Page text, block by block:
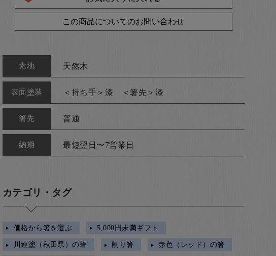
この商品についてのお問い合わせ
素地 天然木
表面塗装 ＜持ち手＞漆 ＜箸先＞漆
箸先 普通
納期 最短翌日〜7営業日
カテゴリ・タグ
価格から箸を選ぶ 5,000円未満ギフト
川連塗（秋田県）の箸 削り箸 赤色（レッド）の箸